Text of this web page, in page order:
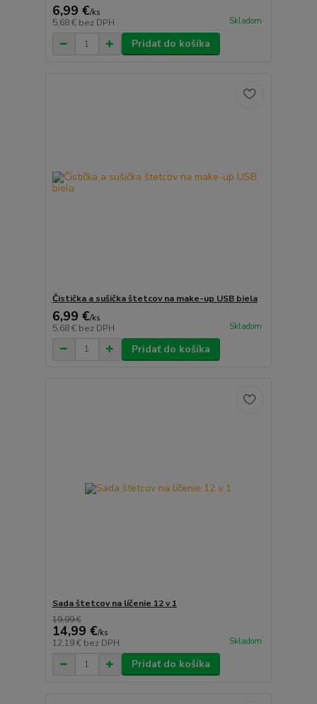
6,99 €/ks
5,68 € bez DPH Skladom
Pridať do košíka
Čistička a sušička štetcov na make-up USB biela
6,99 €/ks
5,68 € bez DPH Skladom
Pridať do košíka
Sada štetcov na líčenie 12 v 1
19,99 €
14,99 €/ks
12,19 € bez DPH Skladom
Pridať do košíka